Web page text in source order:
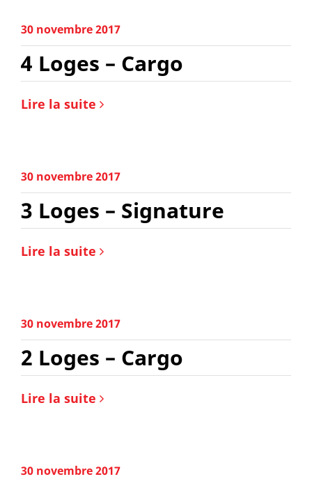
30 novembre 2017
4 Loges – Cargo
Lire la suite
30 novembre 2017
3 Loges – Signature
Lire la suite
30 novembre 2017
2 Loges – Cargo
Lire la suite
30 novembre 2017